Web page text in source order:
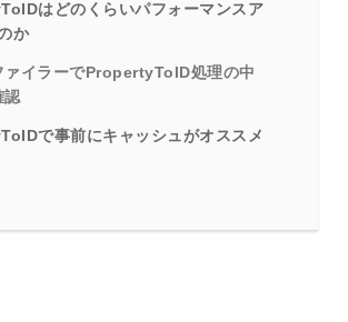
はどのくらいパフォーマンスア
か
ァイラーでPropertyToID処理の中
認
で事前にキャッシュがオススメ